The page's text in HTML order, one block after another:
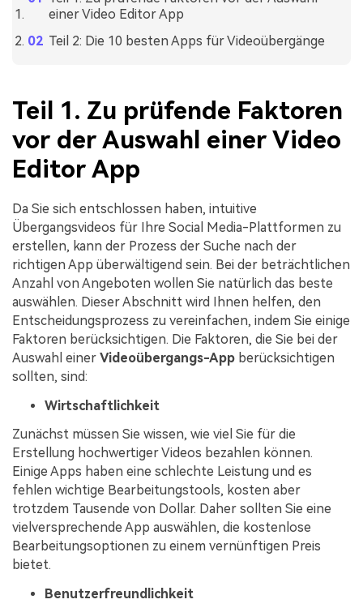
einer Video Editor App
Teil 2: Die 10 besten Apps für Videoübergänge
Teil 1. Zu prüfende Faktoren
vor der Auswahl einer Video
Editor App
Da Sie sich entschlossen haben, intuitive
Übergangsvideos für Ihre Social Media-Plattformen zu
erstellen, kann der Prozess der Suche nach der
richtigen App überwältigend sein. Bei der beträchtlichen
Anzahl von Angeboten wollen Sie natürlich das beste
auswählen. Dieser Abschnitt wird Ihnen helfen, den
Entscheidungsprozess zu vereinfachen, indem Sie einige
Faktoren berücksichtigen. Die Faktoren, die Sie bei der
Auswahl einer Videoübergangs-App berücksichtigen
sollten, sind:
Wirtschaftlichkeit
Zunächst müssen Sie wissen, wie viel Sie für die
Erstellung hochwertiger Videos bezahlen können.
Einige Apps haben eine schlechte Leistung und es
fehlen wichtige Bearbeitungstools, kosten aber
trotzdem Tausende von Dollar. Daher sollten Sie eine
vielversprechende App auswählen, die kostenlose
Bearbeitungsoptionen zu einem vernünftigen Preis
bietet.
Benutzerfreundlichkeit